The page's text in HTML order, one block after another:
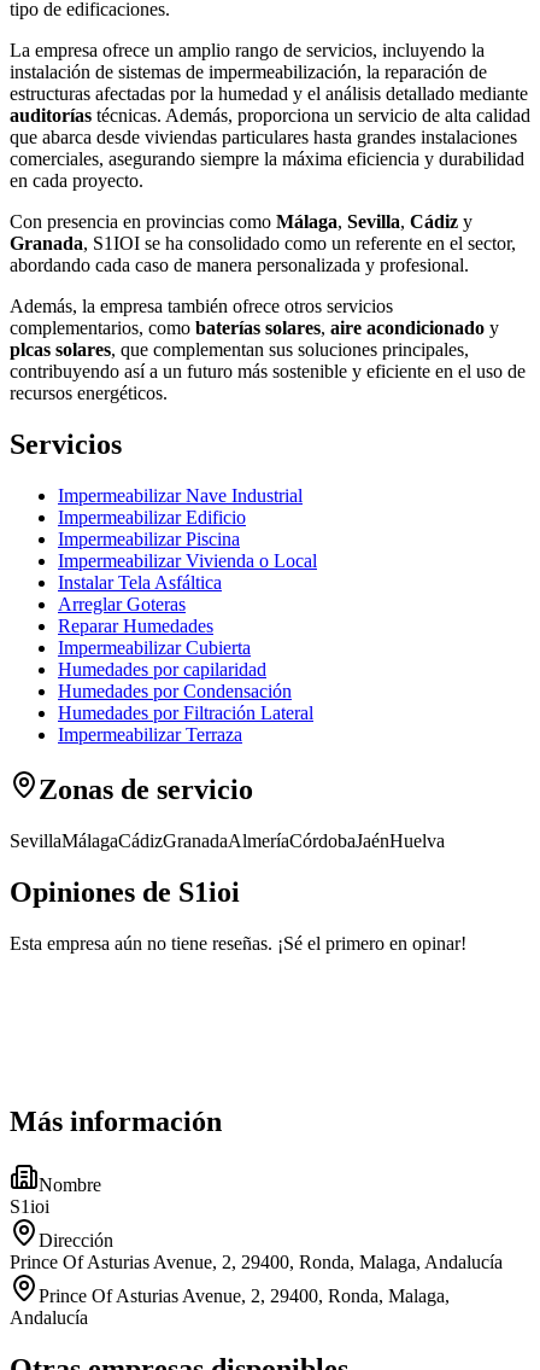
tipo de edificaciones.
La empresa ofrece un amplio rango de servicios, incluyendo la
instalación de sistemas de impermeabilización, la reparación de
estructuras afectadas por la humedad y el análisis detallado mediante
auditorías técnicas. Además, proporciona un servicio de alta calidad
que abarca desde viviendas particulares hasta grandes instalaciones
comerciales, asegurando siempre la máxima eficiencia y durabilidad
en cada proyecto.
Con presencia en provincias como Málaga, Sevilla, Cádiz y
Granada, S1IOI se ha consolidado como un referente en el sector,
abordando cada caso de manera personalizada y profesional.
Además, la empresa también ofrece otros servicios
complementarios, como baterías solares, aire acondicionado y
plcas solares, que complementan sus soluciones principales,
contribuyendo así a un futuro más sostenible y eficiente en el uso de
recursos energéticos.
Servicios
Impermeabilizar Nave Industrial
Impermeabilizar Edificio
Impermeabilizar Piscina
Impermeabilizar Vivienda o Local
Instalar Tela Asfáltica
Arreglar Goteras
Reparar Humedades
Impermeabilizar Cubierta
Humedades por capilaridad
Humedades por Condensación
Humedades por Filtración Lateral
Impermeabilizar Terraza
Zonas de servicio
SevillaMálagaCádizGranadaAlmeríaCórdobaJaénHuelva
Opiniones de S1ioi
Esta empresa aún no tiene reseñas. ¡Sé el primero en opinar!
Más información
Nombre
S1ioi
Dirección
Prince Of Asturias Avenue, 2, 29400, Ronda, Malaga, Andalucía
Prince Of Asturias Avenue, 2, 29400, Ronda, Malaga,
Andalucía